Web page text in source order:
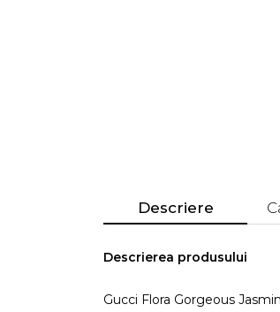
Descriere
Descrierea produsului
Gucci Flora Gorgeous